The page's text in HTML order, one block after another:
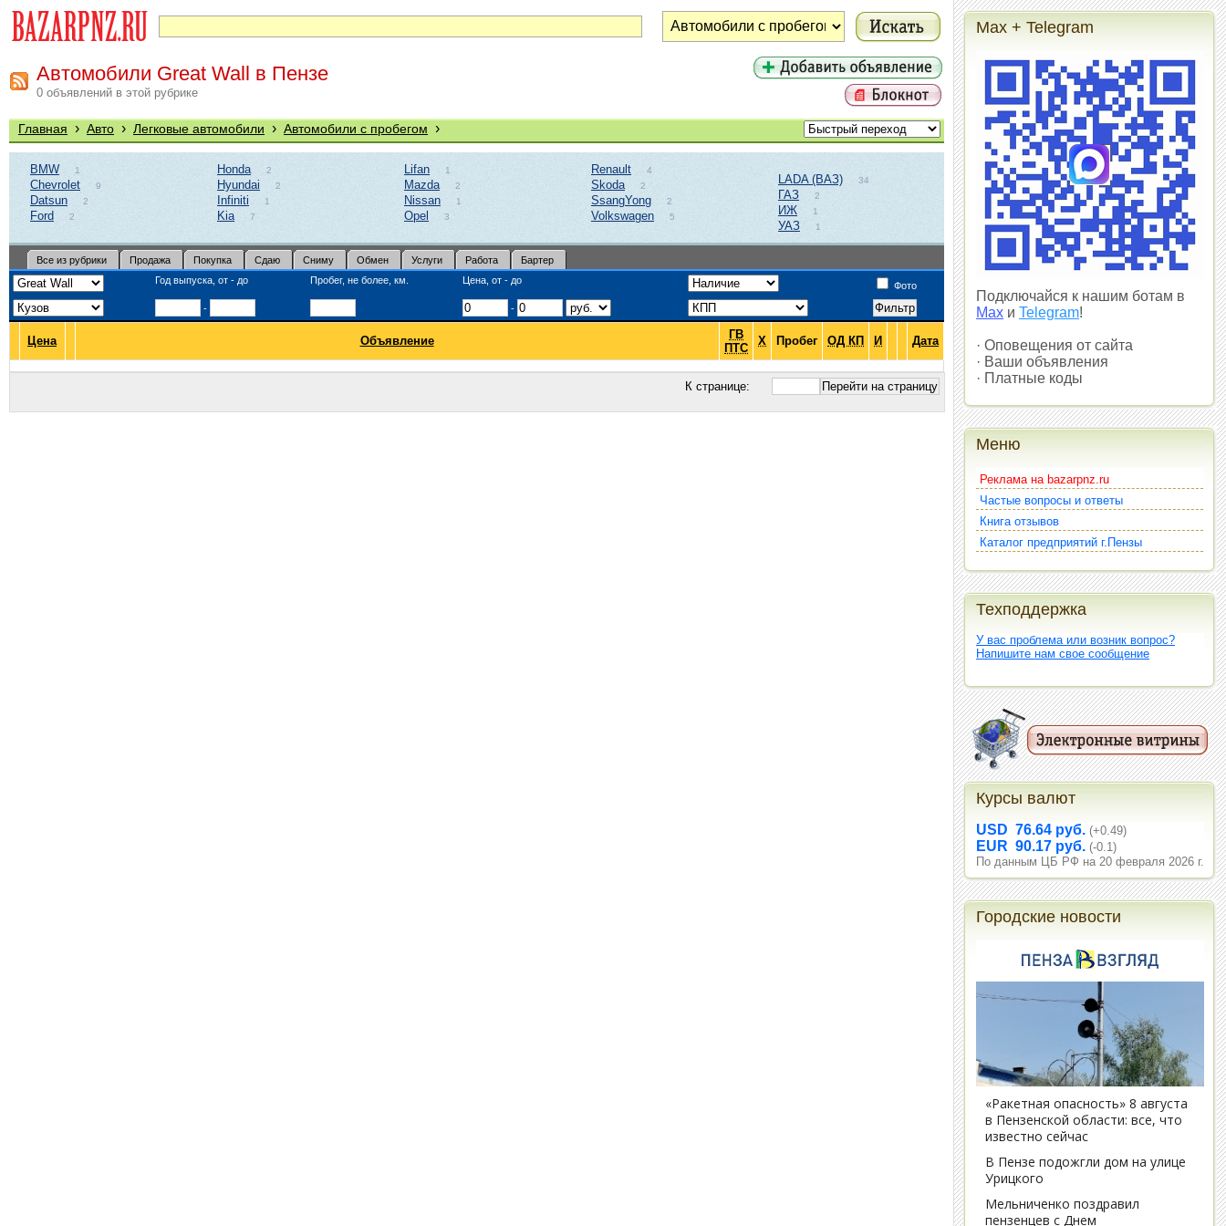
Автомобили Great Wall в Пензе
0 объявлений в этой рубрике
Главная › Авто › Легковые автомобили › Автомобили с пробегом ›
BMW 1
Chevrolet 9
Datsun 2
Ford 2
Honda 2
Hyundai 2
Infiniti 1
Kia 7
Lifan 1
Mazda 2
Nissan 1
Opel 3
Renault 4
Skoda 2
SsangYong 2
Volkswagen 5
LADA (ВАЗ) 34
ГАЗ 2
ИЖ 1
УАЗ 1
Все из рубрики Продажа Покупка Сдаю Сниму Обмен Услуги Работа
Бартер
Год выпуска, от - до
Пробег, не более, км. Цена, от - до Фото
- -
Цена Объявление
ГВ
ПТС
Х Пробег ОД КП И Дата
К странице:
Max + Telegram
Подключайся к нашим ботам в
Max и Telegram!
· Оповещения от сайта
· Ваши объявления
· Платные коды
Меню
Реклама на bazarpnz.ru
Частые вопросы и ответы
Книга отзывов
Каталог предприятий г.Пензы
Техподдержка
У вас проблема или возник вопрос?
Напишите нам свое сообщение
Курсы валют
USD 76.64 руб. (+0.49)
EUR 90.17 руб. (-0.1)
По данным ЦБ РФ на 20 февраля 2026 г.
Городские новости